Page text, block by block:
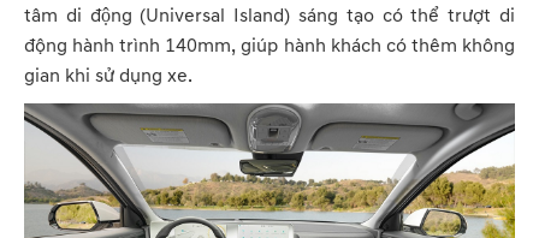
tâm di động (Universal Island) sáng tạo có thể trượt di
động hành trình 140mm, giúp hành khách có thêm không
gian khi sử dụng xe.